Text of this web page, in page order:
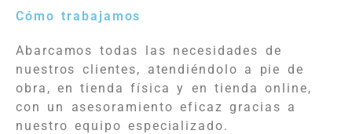
Cómo trabajamos
Abarcamos todas las necesidades de
nuestros clientes, atendiéndolo a pie de
obra, en tienda física y en tienda online,
con un asesoramiento eficaz gracias a
nuestro equipo especializado.